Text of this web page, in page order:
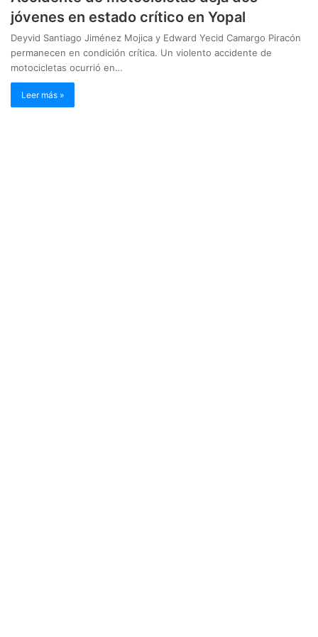
jóvenes en estado crítico en Yopal
Deyvid Santiago Jiménez Mojica y Edward Yecid Camargo Piracón
permanecen en condición crítica. Un violento accidente de
motocicletas ocurrió en…
Leer más »